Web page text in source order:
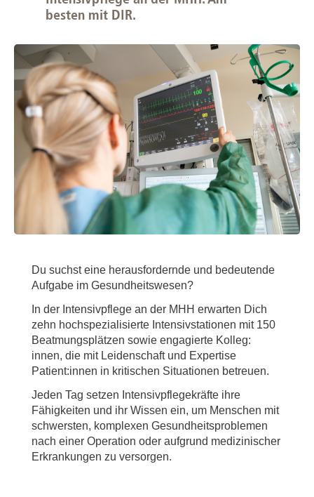
besten mit DIR.
Du suchst eine herausfordernde und bedeutende
Aufgabe im Gesundheitswesen?
In der Intensivpflege an der MHH erwarten Dich
zehn hochspezialisierte Intensivstationen mit 150
Beatmungsplätzen sowie engagierte Kolleg:
innen, die mit Leidenschaft und Expertise
Patient:innen in kritischen Situationen betreuen.
Jeden Tag setzen Intensivpflegekräfte ihre
Fähigkeiten und ihr Wissen ein, um Menschen mit
schwersten, komplexen Gesundheitsproblemen
nach einer Operation oder aufgrund medizinischer
Erkrankungen zu versorgen.